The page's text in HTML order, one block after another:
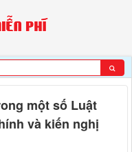
một số Luật
và kiến nghị